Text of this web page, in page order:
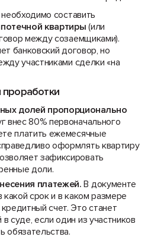
составить
квартиры (или
между созаемщиками).
банковский договор, но
участниками сделки «на
долей пропорционально
внес 80% первоначального
платить ежемесячные
оформлять квартиру
зафиксировать
доли.
платежей. В документе
какой срок и в каком размере
счет. Это станет
суде, если один из участников
обязательства.